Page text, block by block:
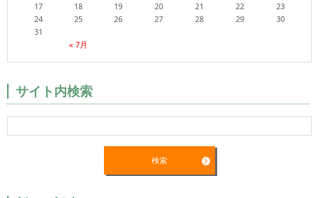
« 7月
17
18 19 20 21 22
23
24
25 26 27 28 29
30
31
サイト内検索